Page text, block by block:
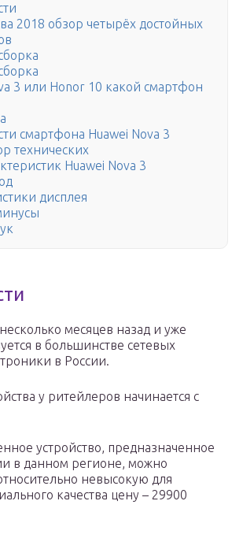
2018 обзор четырёх достойных
3 или Honor 10 какой смартфон
смартфона Huawei Nova 3
технических
Huawei Nova 3
дисплея
месяцев назад и уже
в большинстве сетевых
в России.
у ритейлеров начинается с
устройство, предназначенное
в данном регионе, можно
невысокую для
качества цену – 29900